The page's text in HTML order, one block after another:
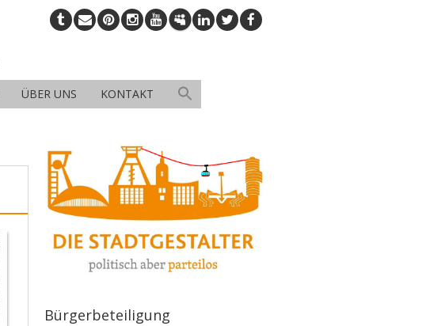
ÜBER UNS KONTAKT
Bürgerbeteiligung